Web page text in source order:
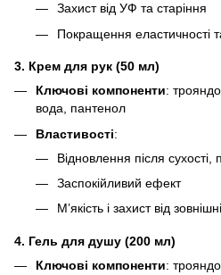
Захист від УФ та старіння
Покращення еластичності
3. Крем для рук (50 мл)
Ключові компоненти:
вода, пантенол
Властивості:
Відновлення після сухості,
Заспокійливий ефект
М’якість і захист від
4. Гель для душу (200 мл)
Ключові компоненти: